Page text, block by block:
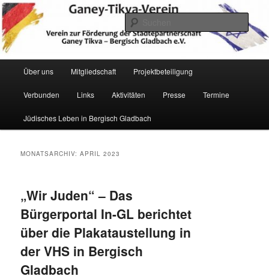
Zum
primären
Inhalt
springen
Zum
sekundären
Inhalt
springen
Ganey Tikva Verein Bergisch
Gladbach
Verein zur Förderung der Städtepartnerschaft Ganey Tikva – Bergisch
Gladbach e. V.
Hauptmenü
Über uns Mitgliedschaft Projektbeteiligung
Verbunden Links Aktivitäten Presse Termine
Jüdisches Leben in Bergisch Gladbach
MONATSARCHIV:APRIL 2023
„Wir Juden“ – Das
Bürgerportal In-GL berichtet
über die Plakataustellung in
der VHS in Bergisch
Gladbach